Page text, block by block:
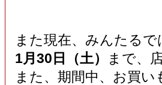
また現在、みんたる
1月30日（土）
まで
また、期間中、お買